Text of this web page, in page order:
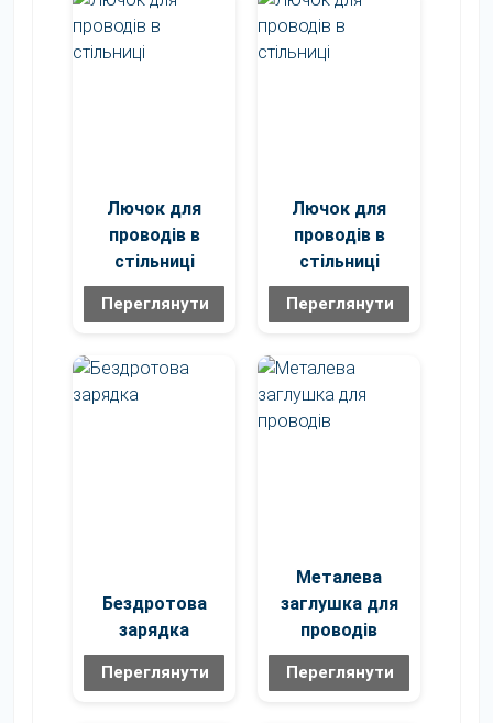
Лючок для
проводів в
стільниці
Переглянути
Лючок для
проводів в
стільниці
Переглянути
Бездротова
зарядка
Переглянути
Металева
заглушка для
проводів
Переглянути